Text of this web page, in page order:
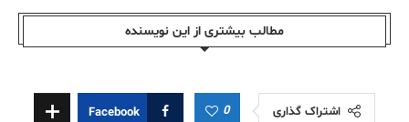
مطالب بیشتری از این نویسندە
اشتراک گذاری 0
Facebook